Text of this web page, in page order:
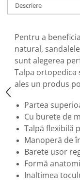
Descriere
Pentru a
natural,
sunt alegerea
Talpa ortopedica
ales un produs
Partea
Cu burete de
Talpă flexibilă
Manoperă de
Barete usor
Formă
Inaltimea